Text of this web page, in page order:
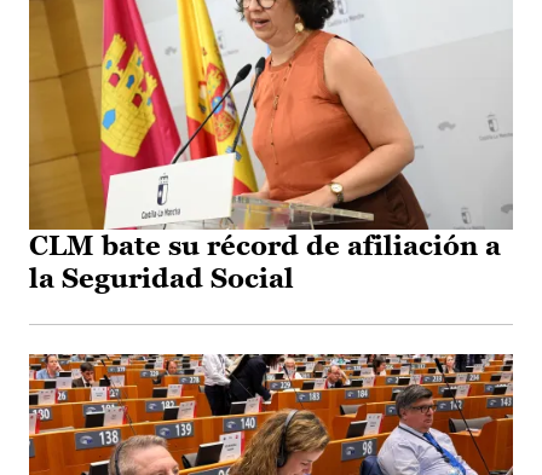
CLM bate su récord de afiliación a
la Seguridad Social